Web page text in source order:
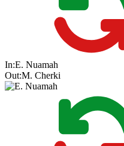
In:E. Nuamah
Out:M. Cherki